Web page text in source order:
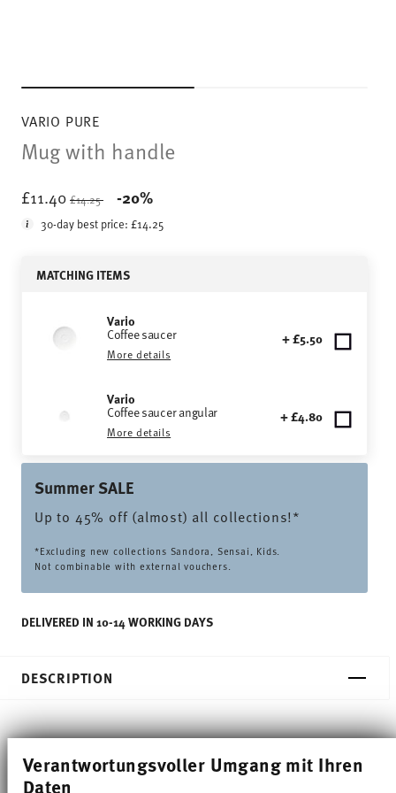
Verantwortungsvoller Umgang mit Ihren
Daten
VARIO PURE
Mug with handle
£11.40 Price reduced from
£14.25 -20%
30-day best price:£14.25
MATCHING ITEMS
Vario
Coffee saucer
More details
+ £5.50
Vario
Coffee saucer angular
More details
+ £4.80
Summer SALE
Up to 45% off (almost) all collections!*
*Excluding new collections Sandora, Sensai, Kids.
Not combinable with external vouchers.
DELIVERED IN 10-14 WORKING DAYS
DESCRIPTION
cm - 0,250 l, Porcelain Pure